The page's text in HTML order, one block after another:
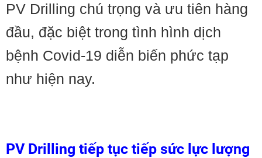
PV Drilling chú trọng và ưu tiên hàng
đầu, đặc biệt trong tình hình dịch
bệnh Covid-19 diễn biến phức tạp
như hiện nay.
PV Drilling tiếp tục tiếp sức lực lượng